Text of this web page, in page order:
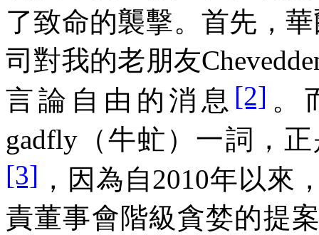
了致命的襲擊。首先，
司對我的老朋友
言論自由的消息 [2] 。
gadfly（牛虻）一詞，
[3] ，因為自2010年以來
責董事會階級貪婪的提